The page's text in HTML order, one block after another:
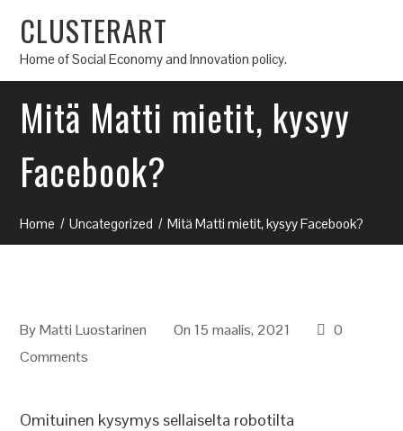
CLUSTERART
Home of Social Economy and Innovation policy.
Mitä Matti mietit, kysyy
Facebook?
Home Uncategorized Mitä Matti mietit, kysyy Facebook?
ByMatti Luostarinen On 15 maalis, 2021
0
Comments
Omituinen kysymys sellaiselta robotilta